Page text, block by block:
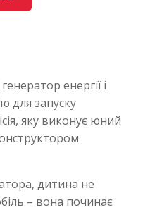
енергії і
для запуску
яку виконує юний
дитина не
– вона починає